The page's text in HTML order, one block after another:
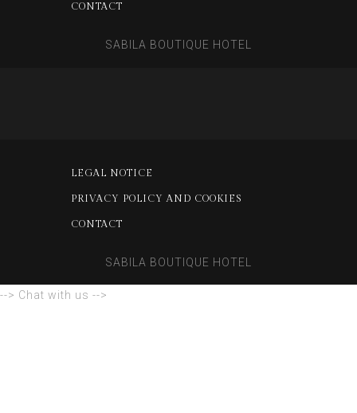
CONTACT
SABILA BOUTIQUE HOTEL
LEGAL NOTICE
PRIVACY POLICY AND COOKIES
CONTACT
SABILA BOUTIQUE HOTEL
--> Chat with us -->